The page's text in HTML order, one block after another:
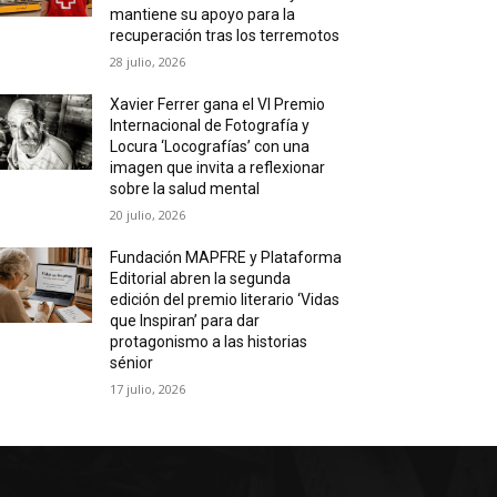
mantiene su apoyo para la
recuperación tras los terremotos
28 julio, 2026
Xavier Ferrer gana el VI Premio
Internacional de Fotografía y
Locura ‘Locografías’ con una
imagen que invita a reflexionar
sobre la salud mental
20 julio, 2026
Fundación MAPFRE y Plataforma
Editorial abren la segunda
edición del premio literario ‘Vidas
que Inspiran’ para dar
protagonismo a las historias
sénior
17 julio, 2026